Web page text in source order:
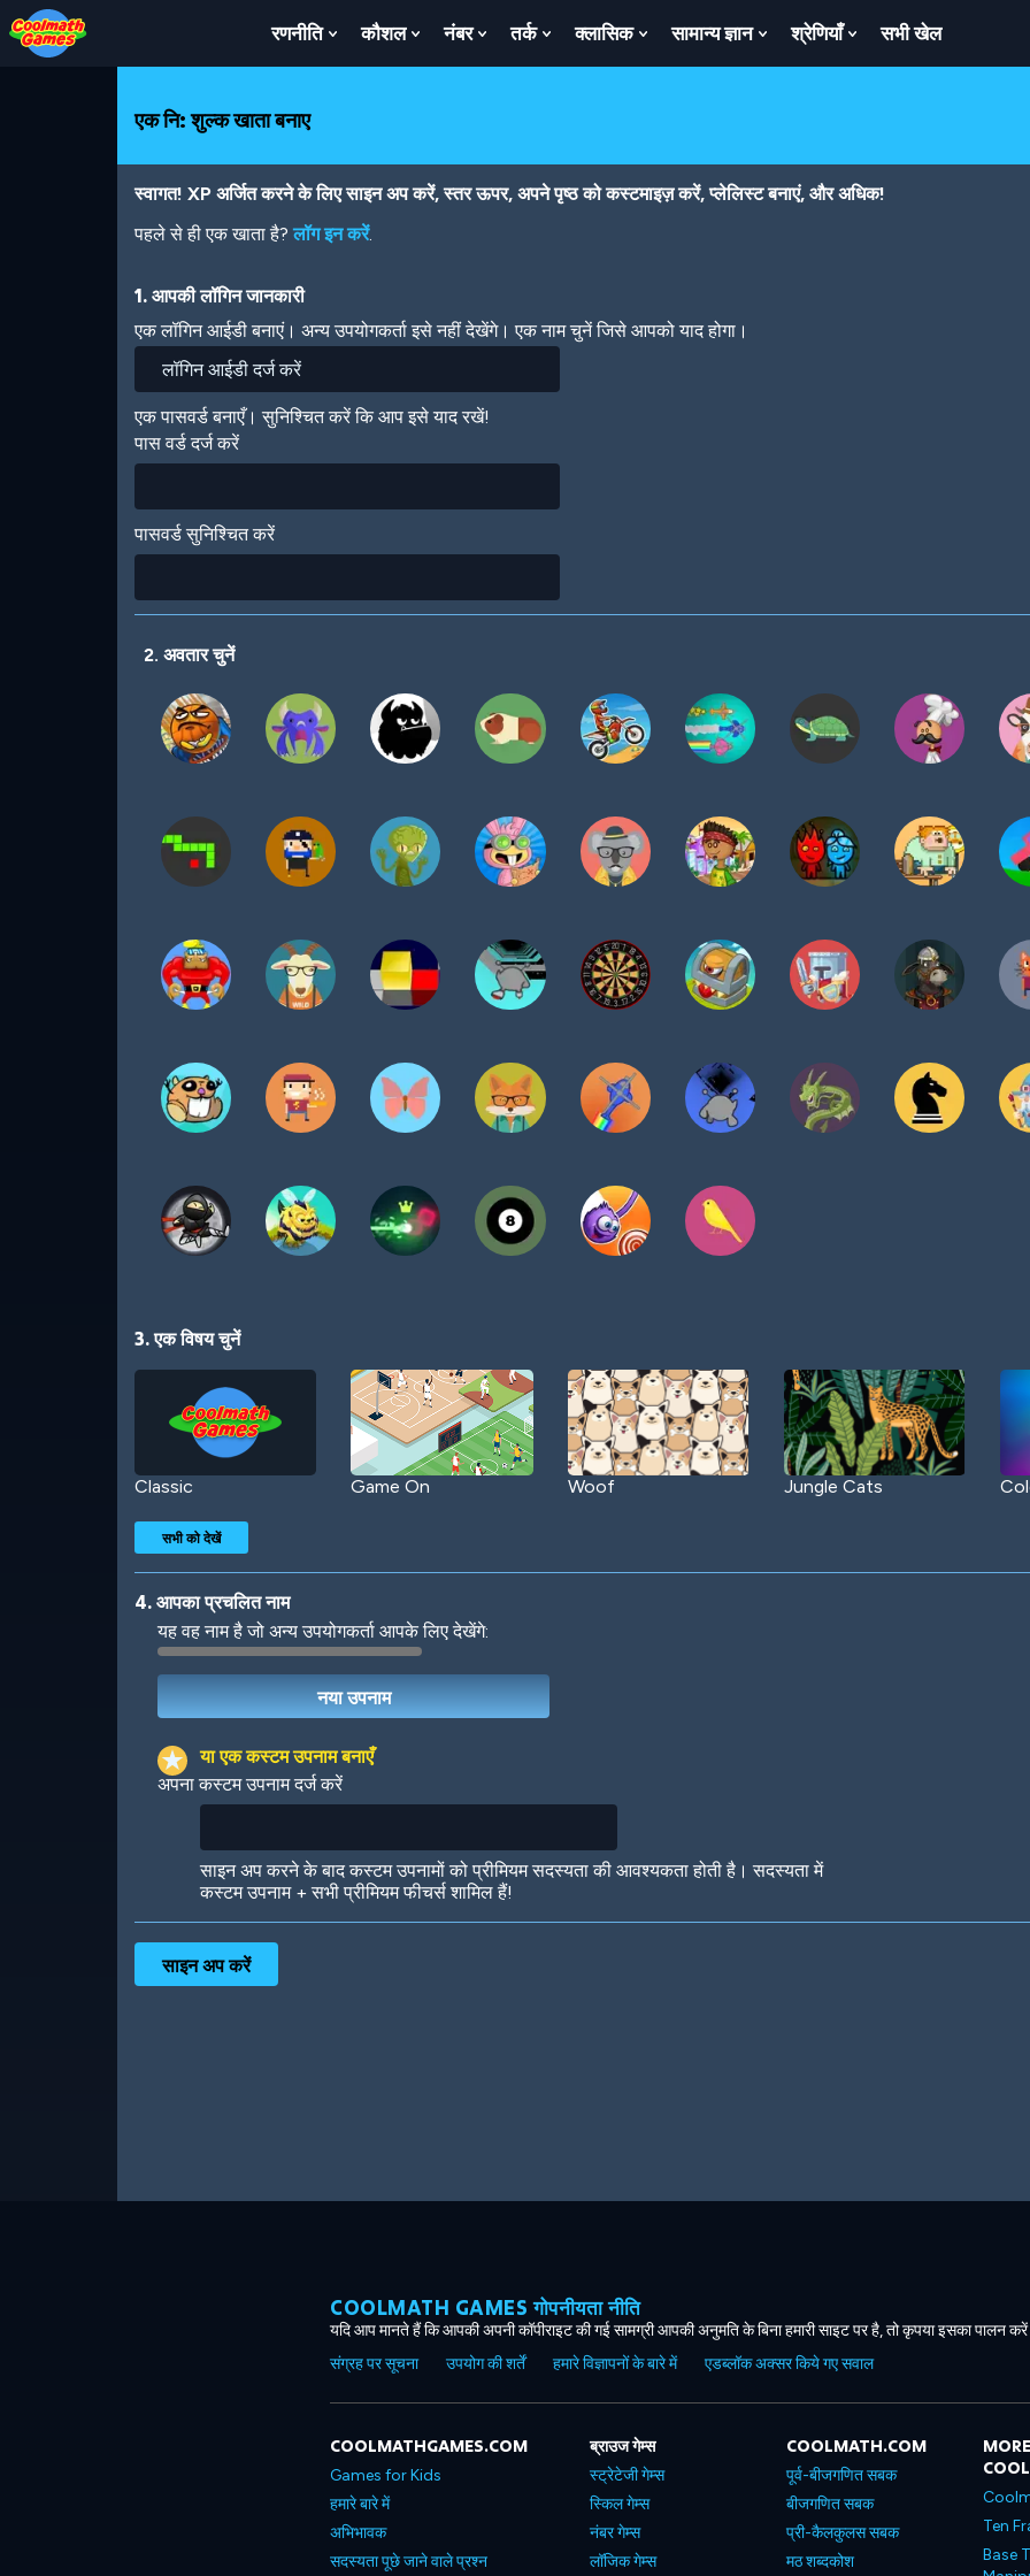
Skip
to
Top
Skip
to
Navigation
Skip
to
Main
Skip
to
Footer
Skip
to
main
रणनीति
Show
Submenu
कौशल
Show
Submenu
नंबर
Show
Submenu
तर्क
Show
Submenu
क्लासिक
Show
Submenu
सामान्य ज्ञान
Show
Submenu
श्रेणियाँ
Show
Submenu
सभी खेल
एक नि: शुल्क खाता बनाए
स्वागत! XP अर्जित करने के लिए साइन अप करें, स्तर ऊपर, अपने पृष्ठ को कस्टमाइज़ करें, प्लेलिस्ट बनाएं, और अधिक!
पहले से ही एक खाता है?लॉग इन करें.
1. आपकी लॉगिन जानकारी
एक लॉगिन आईडी बनाएं। अन्य उपयोगकर्ता इसे नहीं देखेंगे। एक नाम चुनें जिसे आपको याद होगा।
एक पासवर्ड बनाएँ। सुनिश्चित करें कि आप इसे याद रखें!
पास वर्ड दर्ज करें
पासवर्ड सुनिश्चित करें
2. अवतार चुनें
3. एक विषय चुनें
Classic Game On Woof Jungle Cats
Robotic International
सभी को देखें
4. आपका प्रचलित नाम
यह वह नाम है जो अन्य उपयोगकर्ता आपके लिए देखेंगे:
या एक कस्टम उपनाम बनाएँ
अपना कस्टम उपनाम दर्ज करें
साइन अप करने के बाद कस्टम उपनामों को प्रीमियम सदस्यता की आवश्यकता होती है। सदस्यता में
कस्टम उपनाम + सभी प्रीमियम फीचर्स शामिल हैं!
COOLMATH GAMES गोपनीयता नीति
यदि आप मानते हैं कि आपकी अपनी कॉपीराइट की गई सामग्री आपकी अनुमति के बिना हमारी साइट पर है, तो कृपया इसका पालन करें
संग्रह पर सूचना
उपयोग की शर्तें हमारे विज्ञापनों के बारे में एडब्लॉक अक्सर किये गए सवाल
COOLMATHGAMES.COM
Games for Kids
हमारे बारे में
अभिभावक
सदस्यता पूछे जाने वाले प्रश्न
ब्राउज गेम्स
स्ट्रेटेजी गेम्स
स्किल गेम्स
नंबर गेम्स
लॉजिक गेम्स
COOLMATH.COM
पूर्व-बीजगणित सबक
बीजगणित सबक
प्री-कैलकुलस सबक
मठ शब्दकोश
Ten
Base